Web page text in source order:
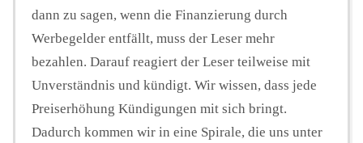
dann zu sagen, wenn die Finanzierung durch
Werbegelder entfällt, muss der Leser mehr
bezahlen. Darauf reagiert der Leser teilweise mit
Unverständnis und kündigt. Wir wissen, dass jede
Preiserhöhung Kündigungen mit sich bringt.
Dadurch kommen wir in eine Spirale, die uns unter